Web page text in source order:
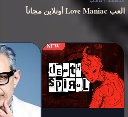
العب Love Maniac أونلاين مجاناً
NEW